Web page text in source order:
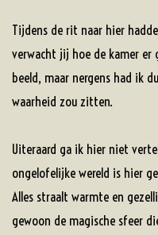
Tijdens de rit naar hier
verwacht jij hoe de kamer er
beeld, maar nergens had ik
waarheid zou zitten.
Uiteraard ga ik hier niet
ongelofelijke wereld is hier
Alles straalt warmte en
gewoon de magische sfeer